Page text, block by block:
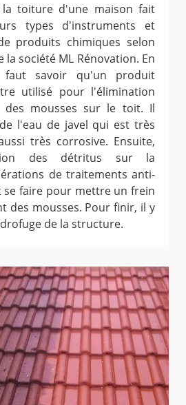
la toiture d'une maison fait
types d'instruments et
produits chimiques selon
la société ML Rénovation. En
savoir qu'un produit
utilisé pour l'élimination
des mousses sur le toit. Il
l'eau de javel qui est très
très corrosive. Ensuite,
des détritus sur la
de traitements anti-
se faire pour mettre un frein
des mousses. Pour finir, il y
de la structure.